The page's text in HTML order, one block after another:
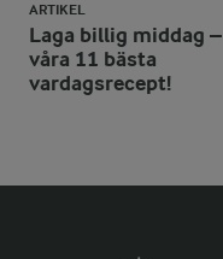
ARTIKEL
Laga billig middag –
våra 11 bästa
vardagsrecept!